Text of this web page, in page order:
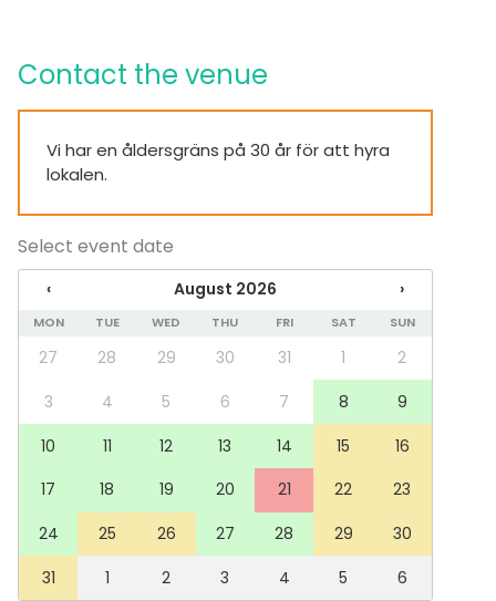
Contact the venue
Vi har en åldersgräns på 30 år för att hyra
lokalen.
Select event date
‹ August 2026 ›
MON TUE WED THU FRI SAT SUN
27 28 29 30 31 1
2
3
4 5 6 7 8
9
10
11 12 13 14 15
16
17
18 19 20 21 22
23
24
25 26 27 28 29
30
31
1 2 3 4 5 6